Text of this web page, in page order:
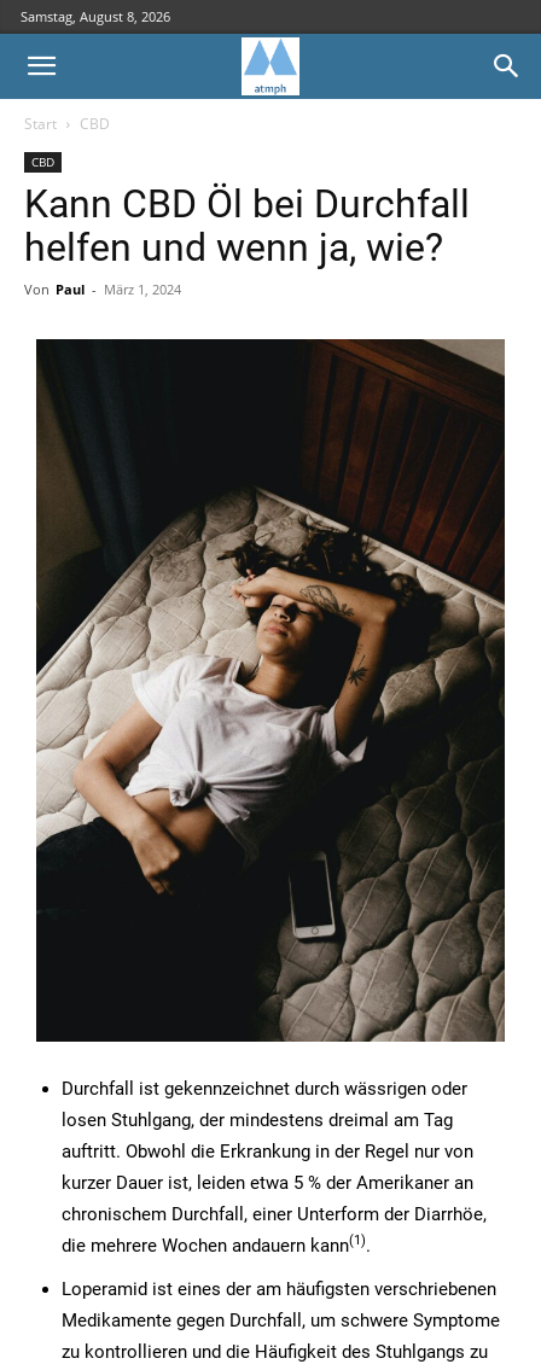
Samstag, August 8, 2026
Start CBD
CBD
Kann CBD Öl bei Durchfall
helfen und wenn ja, wie?
Von Paul - März 1, 2024
Durchfall ist gekennzeichnet durch wässrigen oder
losen Stuhlgang, der mindestens dreimal am Tag
auftritt. Obwohl die Erkrankung in der Regel nur von
kurzer Dauer ist, leiden etwa 5 % der Amerikaner an
chronischem Durchfall, einer Unterform der Diarrhöe,
die mehrere Wochen andauern kann(1).
Loperamid ist eines der am häufigsten verschriebenen
Medikamente gegen Durchfall, um schwere Symptome
zu kontrollieren und die Häufigkeit des Stuhlgangs zu